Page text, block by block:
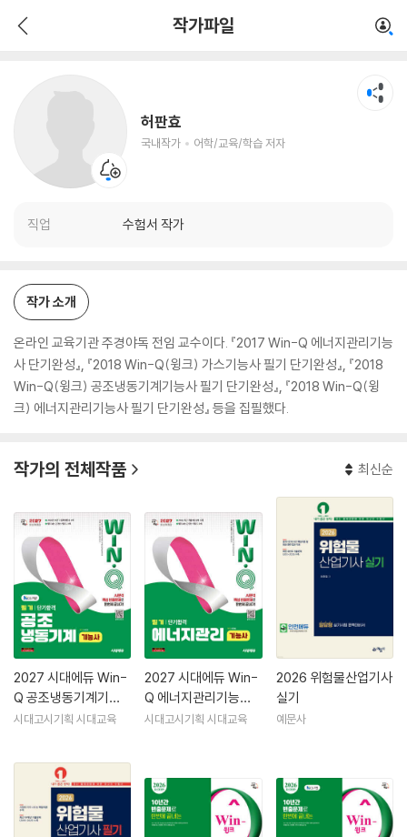
작가파일
허판효
국내작가 어학/교육/학습 저자
직업 수험서 작가
어학/교육/학습 저자
작가 소개
온라인 교육기관 주경야독 전임 교수이다. 『2017 Win-Q 에너지관리기능
사 단기완성』, 『2018 Win-Q(윙크) 가스기능사 필기 단기완성』, 『2018
Win-Q(윙크) 공조냉동기계기능사 필기 단기완성』, 『2018 Win-Q(윙
크) 에너지관리기능사 필기 단기완성』 등을 집필했다.
작가의 전체작품 최신순
2027 시대에듀 Win-
Q 공조냉동기계기능
사 필기 단기합격
시대고시기획 시대교육
2027 시대에듀 Win-
Q 에너지관리기능사
필기 단기합격
시대고시기획 시대교육
2026 위험물산업기사
실기
예문사